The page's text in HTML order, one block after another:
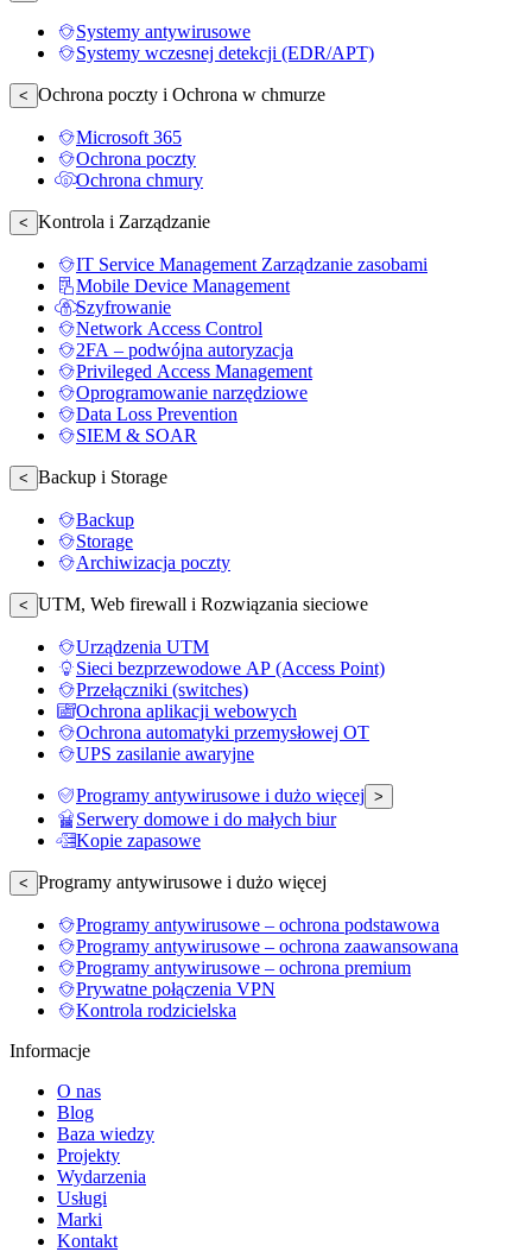
Systemy antywirusowe
Systemy wczesnej detekcji (EDR/APT)
< Ochrona poczty i Ochrona w chmurze
Microsoft 365
Ochrona poczty
Ochrona chmury
< Kontrola i Zarządzanie
IT Service Management Zarządzanie zasobami
Mobile Device Management
Szyfrowanie
Network Access Control
2FA – podwójna autoryzacja
Privileged Access Management
Oprogramowanie narzędziowe
Data Loss Prevention
SIEM & SOAR
< Backup i Storage
Backup
Storage
Archiwizacja poczty
< UTM, Web firewall i Rozwiązania sieciowe
Urządzenia UTM
Sieci bezprzewodowe AP (Access Point)
Przełączniki (switches)
Ochrona aplikacji webowych
Ochrona automatyki przemysłowej OT
UPS zasilanie awaryjne
Programy antywirusowe i dużo więcej >
Serwery domowe i do małych biur
Kopie zapasowe
< Programy antywirusowe i dużo więcej
Programy antywirusowe – ochrona podstawowa
Programy antywirusowe – ochrona zaawansowana
Programy antywirusowe – ochrona premium
Prywatne połączenia VPN
Kontrola rodzicielska
Informacje
O nas
Blog
Baza wiedzy
Projekty
Wydarzenia
Usługi
Marki
Kontakt